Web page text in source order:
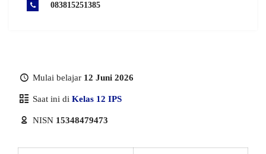
083815251385
Mulai belajar 12 Juni 2026
Saat ini di Kelas 12 IPS
NISN 15348479473